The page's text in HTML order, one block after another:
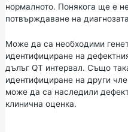
нормалното. Понякога ще е
потвърждаване на
Може да са необходими
идентифициране на
дълъг QT интервал. Също
идентифициране на други
може да са наследили
клинична оценка.